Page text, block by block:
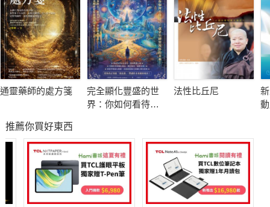
通靈藥師的處方箋
完全顯化豐盛的世
界：你如何看待自
法性比丘尼
推薦你買好東西